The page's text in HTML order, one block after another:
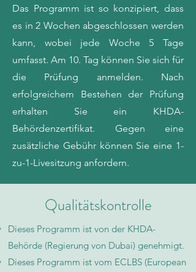
Das Programm ist so konzipiert, dass
es in 2 Wochen abgeschlossen werden
kann, wobei jede Woche 5 Tage
umfasst. Am 10. Tag können Sie sich für
die Prüfung anmelden. Nach
erfolgreichem Bestehen der Prüfung
erhalten Sie ein KHDA-
Behördenzertifikat. Gegen eine
zusätzliche Gebühr können Sie eine 1-
zu-1-Livesitzung anfordern.
Qualitätskontrolle
Dieses Programm ist von der KHDA-
Behörde (Regierung von Dubai) genehmigt.
Dieses Programm ist vom ECLBS (European